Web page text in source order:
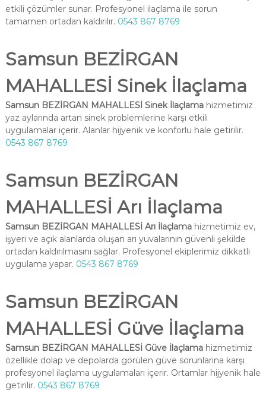
etkili çözümler sunar. Profesyonel ilaçlama ile sorun
tamamen ortadan kaldırılır. 0543 867 8769
Samsun BEZİRGAN
MAHALLESİ Sinek İlaçlama
Samsun BEZİRGAN MAHALLESİ Sinek İlaçlamahizmetimiz
yaz aylarında artan sinek problemlerine karşı etkili
uygulamalar içerir. Alanlar hijyenik ve konforlu hale getirilir.
0543 867 8769
Samsun BEZİRGAN
MAHALLESİ Arı İlaçlama
Samsun BEZİRGAN MAHALLESİ Arı İlaçlamahizmetimiz ev,
işyeri ve açık alanlarda oluşan arı yuvalarının güvenli şekilde
ortadan kaldırılmasını sağlar. Profesyonel ekiplerimiz dikkatli
uygulama yapar. 0543 867 8769
Samsun BEZİRGAN
MAHALLESİ Güve İlaçlama
Samsun BEZİRGAN MAHALLESİ Güve İlaçlamahizmetimiz
özellikle dolap ve depolarda görülen güve sorunlarına karşı
profesyonel ilaçlama uygulamaları içerir. Ortamlar hijyenik hale
getirilir. 0543 867 8769